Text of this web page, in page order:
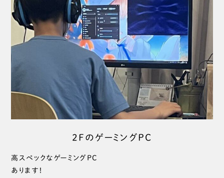
2FのゲーミングPC
高スペックなゲーミングPC
あります！